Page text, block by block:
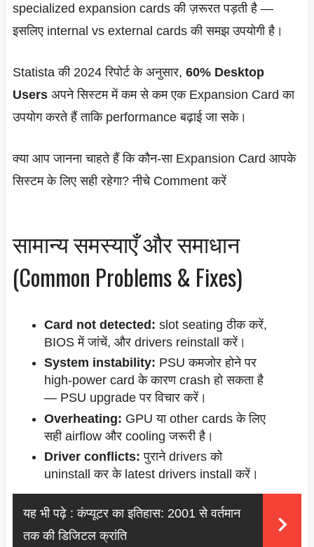
specialized expansion cards की ज़रूरत पड़ती है —
इसलिए internal vs external cards की समझ उपयोगी है।
Statista की 2024 रिपोर्ट के अनुसार, 60% Desktop
Usersअपने सिस्टम में कम से कम एक Expansion Card का
उपयोग करते हैं ताकि performance बढ़ाई जा सके।
क्या आप जानना चाहते हैं कि कौन-सा Expansion Card आपके
सिस्टम के लिए सही रहेगा? नीचे Comment करें
सामान्य समस्याएँ और समाधान
(Common Problems & Fixes)
Card not detected: slot seating ठीक करें,
BIOS में जांचें, और drivers reinstall करें।
System instability: PSU कमजोर होने पर
high-power card के कारण crash हो सकता है
— PSU upgrade पर विचार करें।
Overheating: GPU या other cards के लिए
सही airflow और cooling जरूरी है।
Driver conflicts: पुराने drivers को
uninstall कर के latest drivers install करें।
यह भी पढ़े : कंप्यूटर का इतिहास: 2001 से वर्तमान
तक की डिजिटल क्रांति